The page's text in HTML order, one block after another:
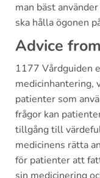
man bäst
ska hålla ögonen
Advice
1177 Vårdguiden
medicinhantering,
patienter som
frågor kan
tillgång till
medicinens rätta
för patienter att